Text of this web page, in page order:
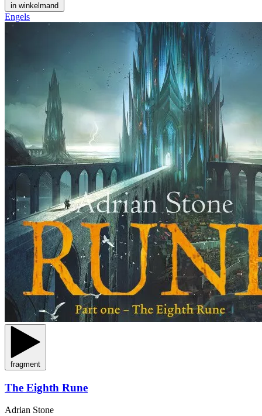
in winkelmand
Engels
fragment
The Eighth Rune
Adrian Stone